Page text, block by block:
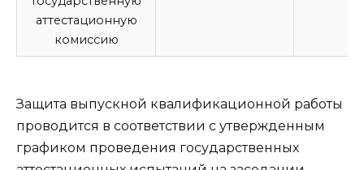
аттестационную
комиссию
Защита выпускной квалификационной работы
проводится в соответствии с утвержденным
графиком проведения государственных